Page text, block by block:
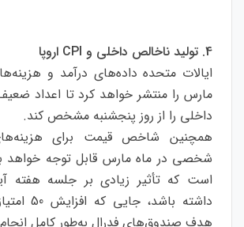
4. تولید ناخالص داخلی و CPI اروپا
ایالات متحده داده‌های درآمد و
مارس را منتشر خواهد کرد تا اعداد
داخلی را از روز پنجشنبه مشخص کند.
همچنین شاخص قیمت برای
شخصی در ماه مارس قابل توجه خواهد
است که تأثیر زیادی بر جلسه هفته
داشته باشد،
هدف صندوق‌های فدرال به‌طور کامل